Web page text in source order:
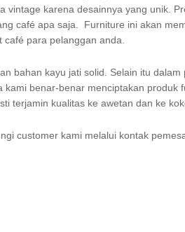
vintage karena desainnya yang unik.
café apa saja. Furniture ini akan
para pelanggan anda.
bahan kayu jati solid. Selain itu
kami benar-benar menciptakan
terjamin kualitas ke awetan dan ke
customer kami melalui kontak